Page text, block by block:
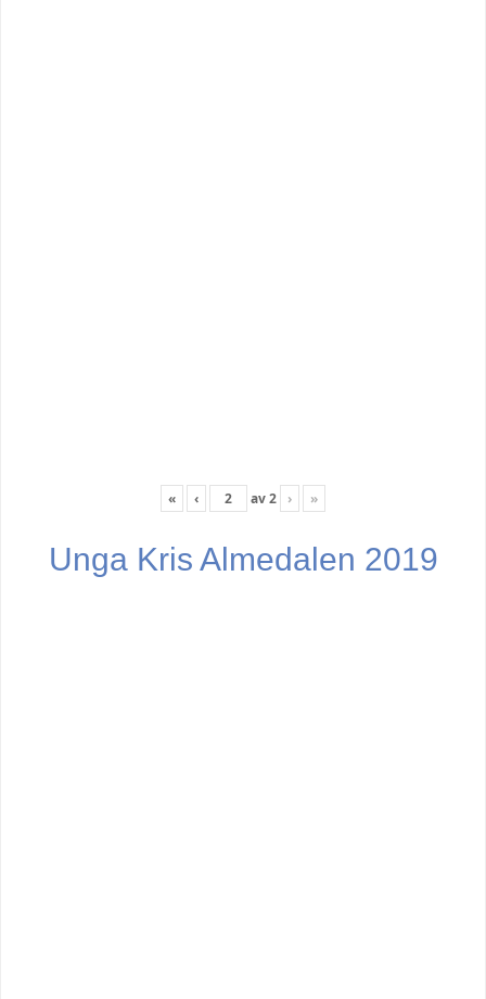
« ‹ av2 › »
Unga Kris Almedalen 2019